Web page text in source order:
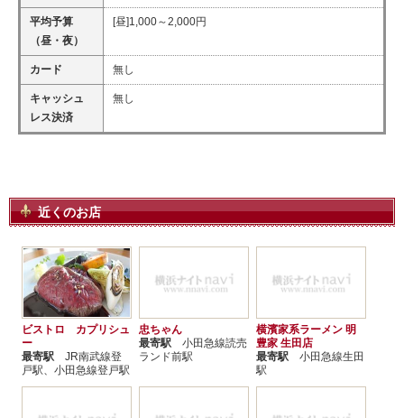
平均予算
（昼・夜）
[昼]1,000～2,000円
カード 無し
キャッシュ
レス決済
無し
近くのお店
ビストロ カプリシュ
ー
最寄駅 JR南武線登
戸駅、小田急線登戸駅
忠ちゃん
最寄駅 小田急線読売
ランド前駅
横濱家系ラーメン 明
豊家 生田店
最寄駅 小田急線生田
駅